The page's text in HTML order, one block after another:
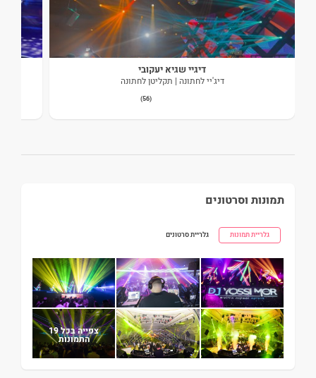
דיגיי שגיא יעקובי
דיג'יי לחתונה | תקליטן לחתונה
(56)
תמונות וסרטונים
גלריית תמונות גלריית סרטונים
צפייה בכל 19
התמונות